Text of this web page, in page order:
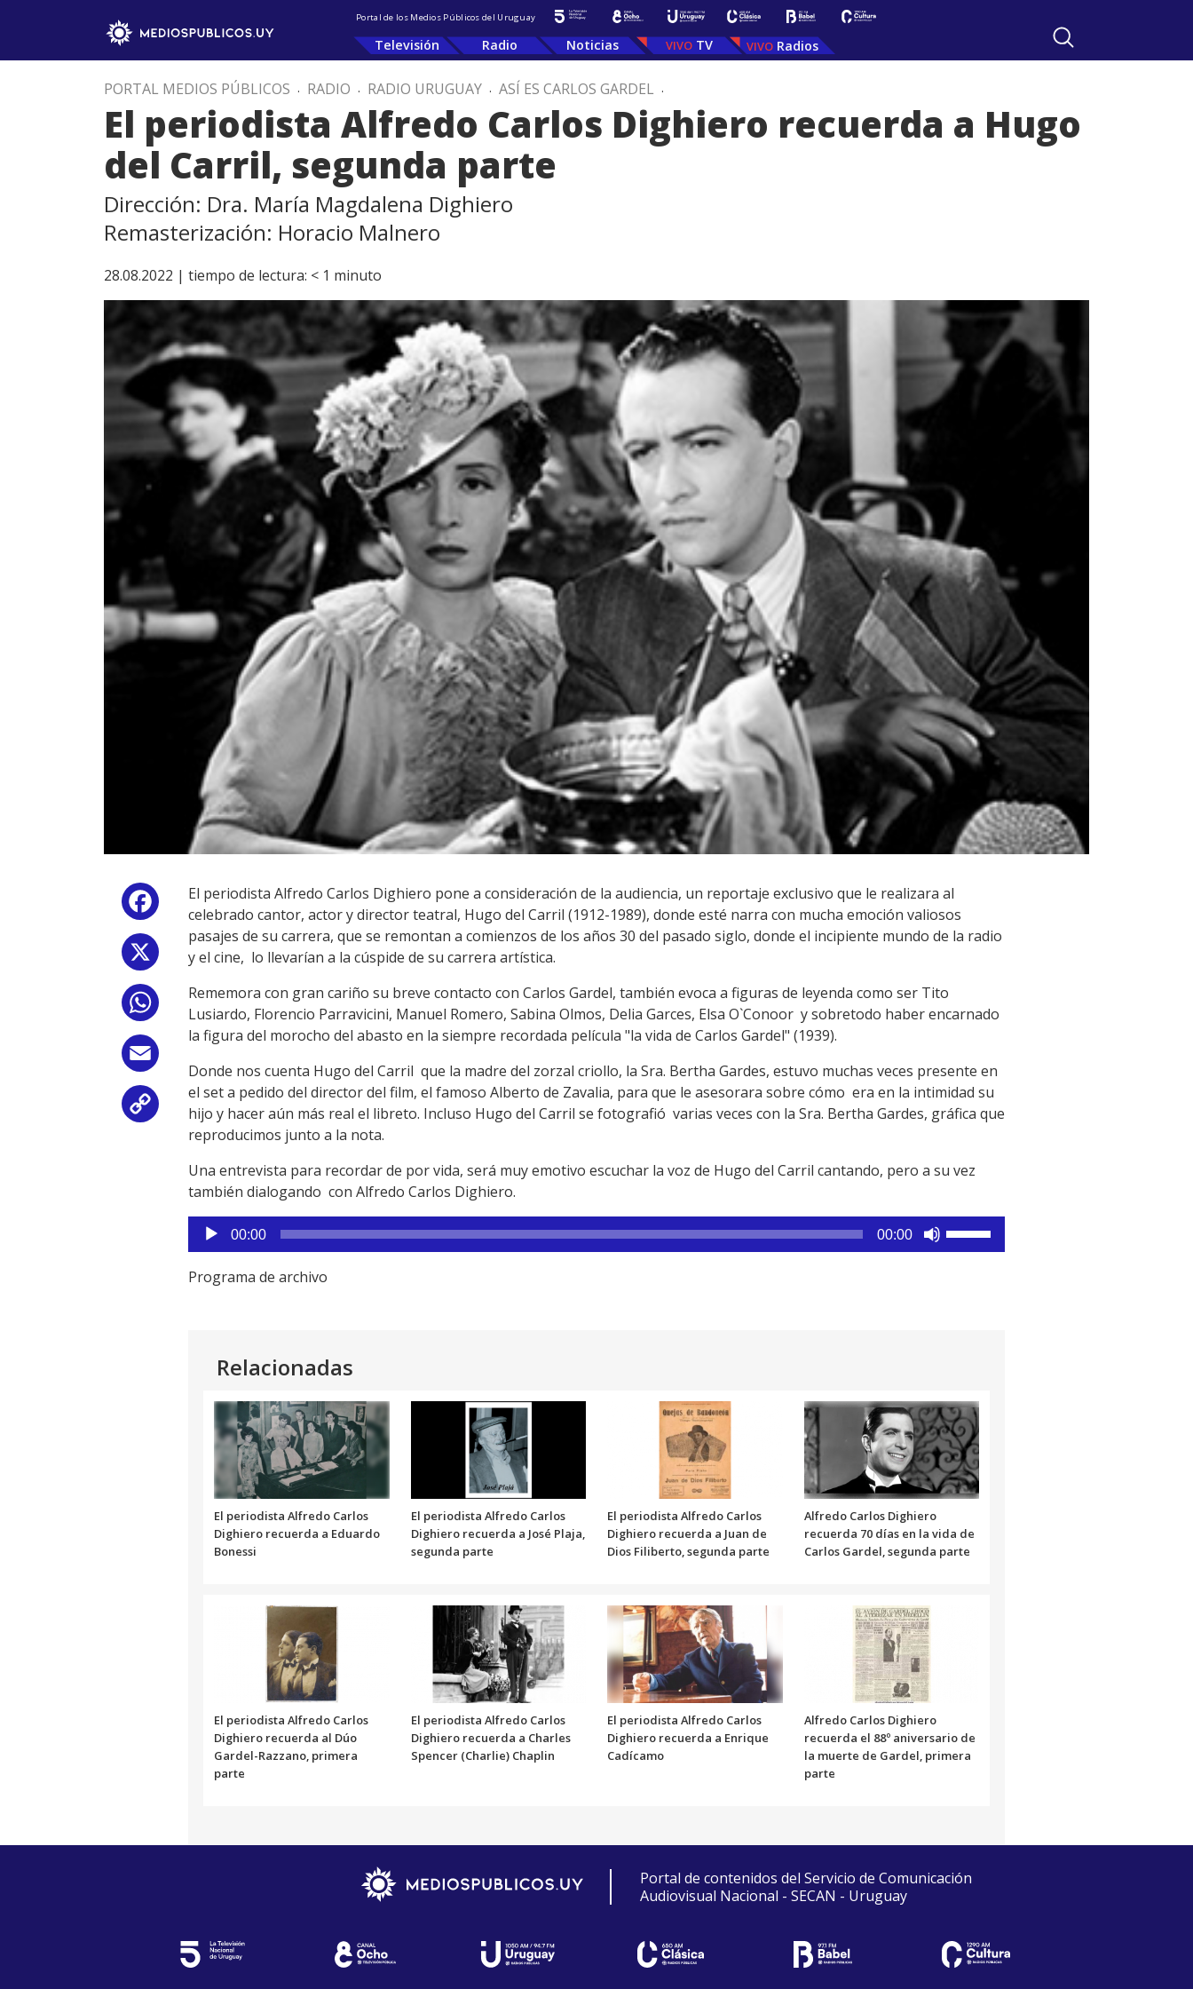
Portal de los Medios Públicos del Uruguay
Televisión Radio Noticias TV Radios
PORTAL MEDIOS PÚBLICOS . RADIO . RADIO URUGUAY . ASÍ ES CARLOS GARDEL .
El periodista Alfredo Carlos Dighiero recuerda a Hugo
del Carril, segunda parte
Dirección: Dra. María Magdalena Dighiero
Remasterización: Horacio Malnero
28.08.2022 | tiempo de lectura: < 1 minuto
Facebook
WhatsApp
Copy
Link
El periodista Alfredo Carlos Dighiero pone a consideración de la audiencia, un reportaje exclusivo que le realizara al
celebrado cantor, actor y director teatral, Hugo del Carril (1912-1989), donde esté narra con mucha emoción valiosos
pasajes de su carrera, que se remontan a comienzos de los años 30 del pasado siglo, donde el incipiente mundo de la radio
y el cine, lo llevarían a la cúspide de su carrera artística.
Rememora con gran cariño su breve contacto con Carlos Gardel, también evoca a figuras de leyenda como ser Tito
Lusiardo, Florencio Parravicini, Manuel Romero, Sabina Olmos, Delia Garces, Elsa O`Conoor y sobretodo haber encarnado
la figura del morocho del abasto en la siempre recordada película "la vida de Carlos Gardel" (1939).
Donde nos cuenta Hugo del Carril que la madre del zorzal criollo, la Sra. Bertha Gardes, estuvo muchas veces presente en
el set a pedido del director del film, el famoso Alberto de Zavalia, para que le asesorara sobre cómo era en la intimidad su
hijo y hacer aún más real el libreto. Incluso Hugo del Carril se fotografió varias veces con la Sra. Bertha Gardes, gráfica que
reproducimos junto a la nota.
Una entrevista para recordar de por vida, será muy emotivo escuchar la voz de Hugo del Carril cantando, pero a su vez
también dialogando con Alfredo Carlos Dighiero.
Reproductor
de
audio
00:00 00:00
disminuir
el
volumen.
Programa de archivo
Relacionadas
El periodista Alfredo Carlos
Dighiero recuerda a Eduardo
Bonessi
El periodista Alfredo Carlos
Dighiero recuerda a José Plaja,
segunda parte
El periodista Alfredo Carlos
Dighiero recuerda a Juan de
Dios Filiberto, segunda parte
Alfredo Carlos Dighiero
recuerda 70 días en la vida de
Carlos Gardel, segunda parte
El periodista Alfredo Carlos
Dighiero recuerda al Dúo
Gardel-Razzano, primera
parte
El periodista Alfredo Carlos
Dighiero recuerda a Charles
Spencer (Charlie) Chaplin
El periodista Alfredo Carlos
Dighiero recuerda a Enrique
Cadícamo
Alfredo Carlos Dighiero
recuerda el 88º aniversario de
la muerte de Gardel, primera
parte
Portal de contenidos del Servicio de Comunicación
Audiovisual Nacional - SECAN - Uruguay